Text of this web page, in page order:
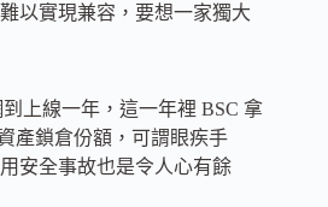
以實現兼容，要想一家獨大
上線一年，這一年裡 BSC 拿
產鎖倉份額，可謂眼疾手
安全事故也是令人心有餘